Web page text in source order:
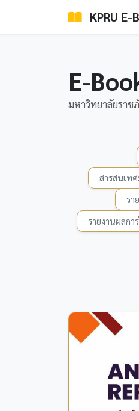
KPRU E-
E-
มหาวิทยาลัยราช
สารสนเท
รา
รายงานผลก